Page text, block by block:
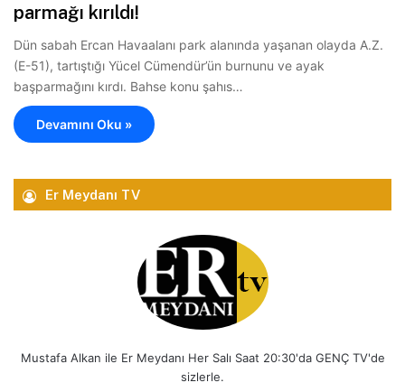
parmağı kırıldı!
Dün sabah Ercan Havaalanı park alanında yaşanan olayda A.Z.
(E-51), tartıştığı Yücel Cümendür’ün burnunu ve ayak
başparmağını kırdı. Bahse konu şahıs…
Devamını Oku »
Er Meydanı TV
Mustafa Alkan ile Er Meydanı Her Salı Saat 20:30'da GENÇ TV'de
sizlerle.